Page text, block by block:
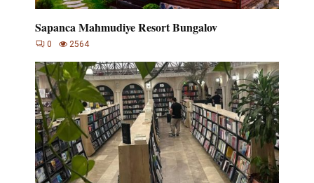
Sapanca Mahmudiye Resort Bungalov
0 2564